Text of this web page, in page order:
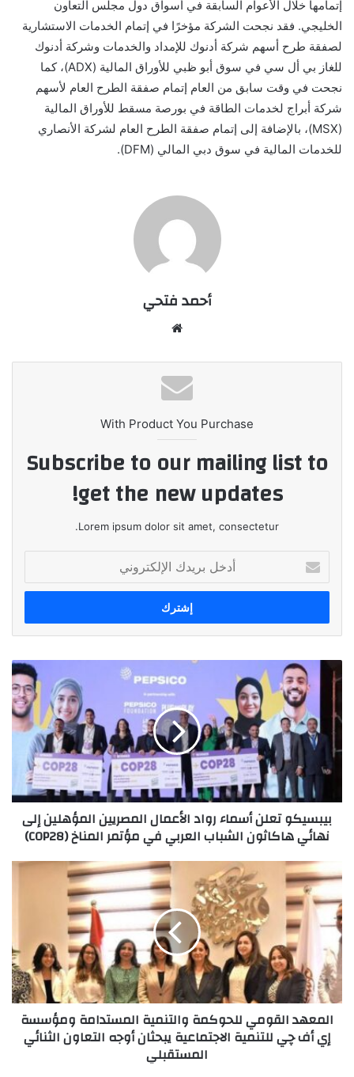
إتمامها خلال الأعوام السابقة في أسواق دول مجلس التعاون
الخليجي. فقد نجحت الشركة مؤخرًا في إتمام الخدمات الاستشارية
لصفقة طرح أسهم شركة أدنوك للإمداد والخدمات وشركة أدنوك
للغاز بي أل سي في سوق أبو ظبي للأوراق المالية (ADX)، كما
نجحت في وقت سابق من العام إتمام صفقة الطرح العام لأسهم
شركة أبراج لخدمات الطاقة في بورصة مسقط للأوراق المالية
(MSX)، بالإضافة إلى إتمام صفقة الطرح العام لشركة الأنصاري
للخدمات المالية في سوق دبي المالي (DFM).
أحمد فتحي
With Product You Purchase
Subscribe to our mailing list to
get the new updates!
Lorem ipsum dolor sit amet, consectetur.
بريدك
الإلكتروني
بيبسيكو
تعلن
أسماء
رواد
الأعمال
المصريين
المؤهلين
نهائي
هاكاثون
الشباب
مؤتمر
المناخ
(COP28)
بيبسيكو تعلن أسماء رواد الأعمال المصريين المؤهلين إلى
نهائي هاكاثون الشباب العربي في مؤتمر المناخ (COP28)
المعهد
القومي
للحوكمة
والتنمية
المستدامة
ومؤسسة
إي
أف
چي
للتنمية
الاجتماعية
يبحثان
المعهد القومي للحوكمة والتنمية المستدامة ومؤسسة
إي أف چي للتنمية الاجتماعية يبحثان أوجه التعاون الثنائي
المستقبلي